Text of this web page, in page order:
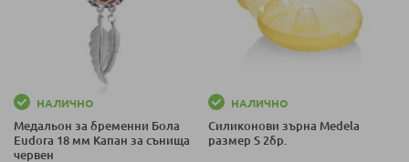
НАЛИЧНО
Медальон за бременни Бола
Eudora 18 мм Капан за сънища
червен
НАЛИЧНО
Силиконови зърна Medela
размер S 2бр.